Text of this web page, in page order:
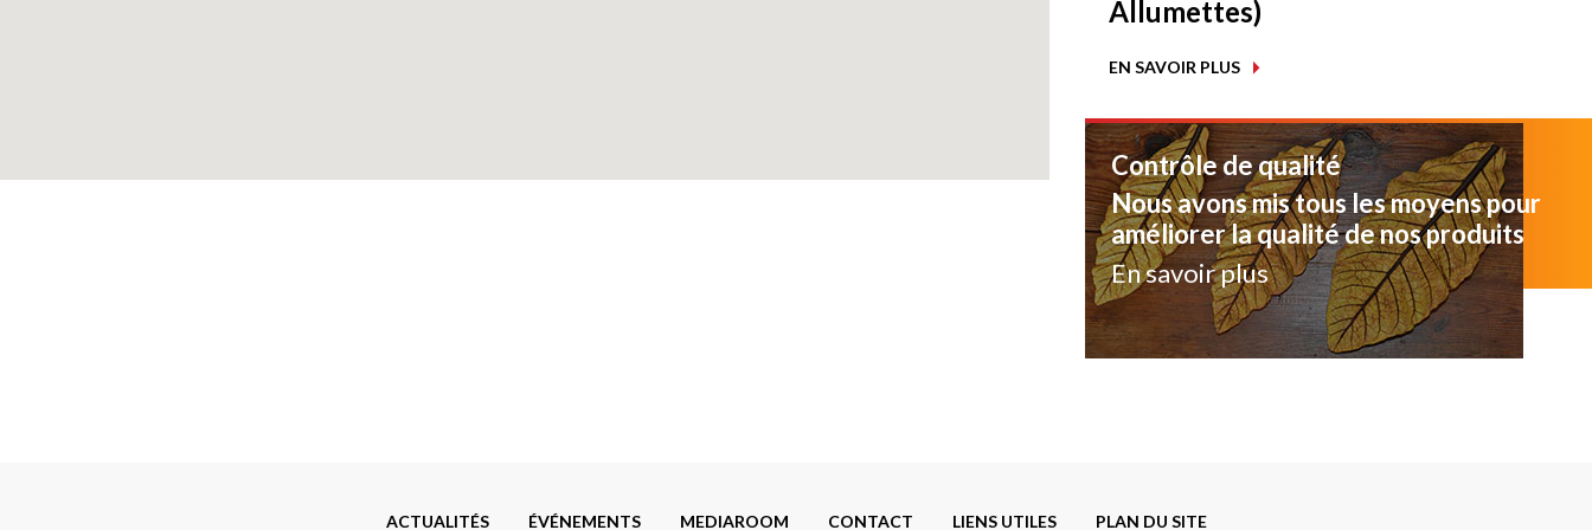
Allumettes)
EN SAVOIR PLUS
Contrôle de qualité
Nous avons mis tous les moyens pour
améliorer la qualité de nos produits
En savoir plus
ACTUALITÉS ÉVÉNEMENTS MEDIAROOM CONTACT LIENS UTILES PLAN DU SITE